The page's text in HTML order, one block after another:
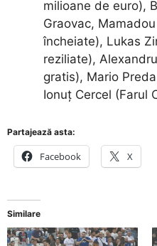
milioane de euro),
Graovac,
încheiate), Lukas
reziliate),
gratis), Mario
Ionuț Cercel (Farul
Partajează asta:
Facebook X
Similare